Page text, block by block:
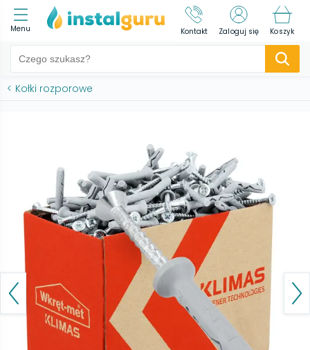
Menu Kontakt Zaloguj się Koszyk
< Kołki rozporowe